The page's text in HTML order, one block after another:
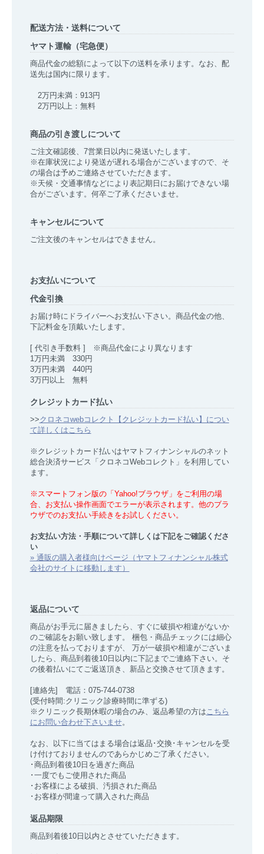
配送方法・送料について
ヤマト運輸（宅急便）
商品代金の総額によって以下の送料を承ります。なお、配
送先は国内に限ります。
2万円未満：913円
2万円以上：無料
商品の引き渡しについて
ご注文確認後、7営業日以内に発送いたします。
※在庫状況により発送が遅れる場合がございますので、そ
の場合は予めご連絡させていただきます。
※天候・交通事情などにより表記期日にお届けできない場
合がございます。何卒ご了承くださいませ。
キャンセルについて
ご注文後のキャンセルはできません。
お支払いについて
代金引換
お届け時にドライバーへお支払い下さい。商品代金の他、
下記料金を頂戴いたします。
[ 代引き手数料 ] ※商品代金により異なります
1万円未満 330円
3万円未満 440円
3万円以上 無料
クレジットカード払い
>>クロネコwebコレクト【クレジットカード払い】につい
て詳しくはこちら
※クレジットカード払いはヤマトフィナンシャルのネット
総合決済サービス「クロネコWebコレクト」を利用してい
ます。
※スマートフォン版の「Yahoo!ブラウザ」をご利用の場
合、お支払い操作画面でエラーが表示されます。他のブラ
ウザでのお支払い手続きをお試しください。
お支払い方法・手順について詳しくは下記をご確認くださ
い
» 通販の購入者様向けページ（ヤマトフィナンシャル株式
会社のサイトに移動します）
返品について
商品がお手元に届きましたら、すぐに破損や相違がないか
のご確認をお願い致します。 梱包・商品チェックには細心
の注意を払っておりますが、 万が一破損や相違がございま
したら、商品到着後10日以内に下記までご連絡下さい。そ
の後着払いにてご返送頂き、新品と交換させて頂きます。
[連絡先] 電話：075-744-0738
(受付時間:クリニック診療時間に準ずる)
※クリニック長期休暇の場合のみ、返品希望の方は こちら
にお問い合わせ下さいませ。
なお、以下に当てはまる場合は返品･交換･キャンセルを受
け付けておりませんのであらかじめご了承ください。
･商品到着後10日を過ぎた商品
･一度でもご使用された商品
･お客様による破損、汚損された商品
･お客様が間違って購入された商品
返品期限
商品到着後10日以内とさせていただきます。